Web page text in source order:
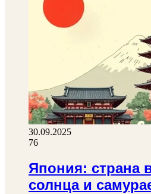
30.09.2025
76
Япония: страна
солнца и